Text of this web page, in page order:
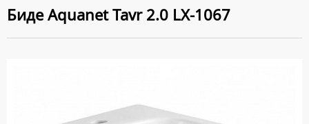
Биде Aquanet Tavr 2.0 LX-1067
ДИСПЕНСЕРЫ
ПОЛОТЕНЦЕДЕРЖАТЕЛИ
НАПОЛЬНЫЕ БИДЕ
ПОДВЕСНЫЕ БИДЕ
Ванны
ОПЛАТА